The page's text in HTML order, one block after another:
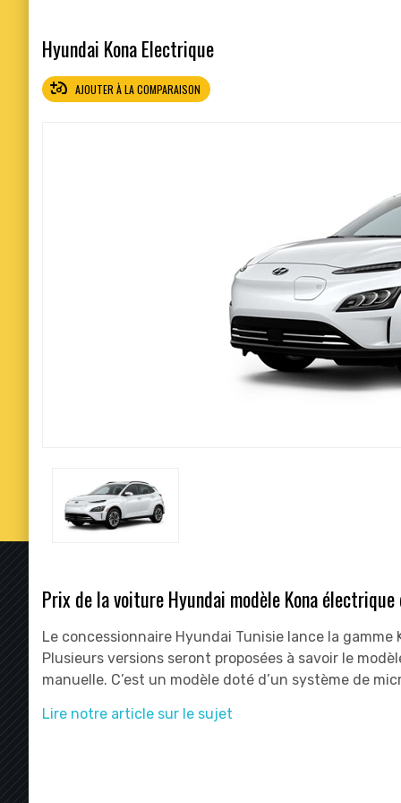
Hyundai Kona Electrique
AJOUTER À LA COMPARAISON
Prix de la voiture Hyundai modèle Kona
Le concessionnaire Hyundai Tunisie lance la
Plusieurs versions seront proposées à savoir le
manuelle. C’est un modèle doté d’un système de
Lire notre article sur le sujet